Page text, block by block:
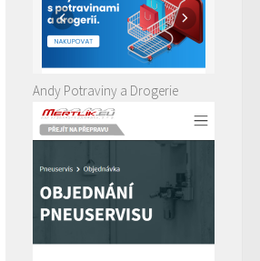
Andy Potraviny a Drogerie